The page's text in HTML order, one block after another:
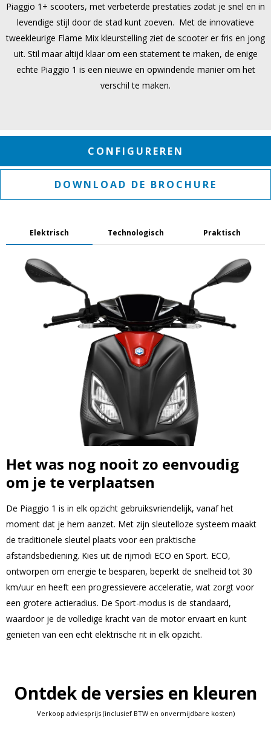
Piaggio 1+ scooters, met verbeterde prestaties zodat je snel en in
levendige stijl door de stad kunt zoeven. Met de innovatieve
tweekleurige Flame Mix kleurstelling ziet de scooter er fris en jong
uit. Stil maar altijd klaar om een statement te maken, de enige
echte Piaggio 1 is een nieuwe en opwindende manier om het
verschil te maken.
CONFIGUREREN
DOWNLOAD DE BROCHURE
Elektrisch Technologisch Praktisch
Het was nog nooit zo eenvoudig
om je te verplaatsen
De Piaggio 1 is in elk opzicht gebruiksvriendelijk, vanaf het
moment dat je hem aanzet. Met zijn sleutelloze systeem maakt
de traditionele sleutel plaats voor een praktische
afstandsbediening. Kies uit de rijmodi ECO en Sport. ECO,
ontworpen om energie te besparen, beperkt de snelheid tot 30
km/uur en heeft een progressievere acceleratie, wat zorgt voor
een grotere actieradius. De Sport-modus is de standaard,
waardoor je de volledige kracht van de motor ervaart en kunt
genieten van een echt elektrische rit in elk opzicht.
Ontdek de versies en kleuren
Verkoop adviesprijs (inclusief BTW en onvermijdbare kosten)